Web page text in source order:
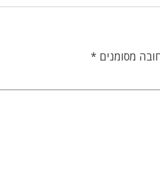
מסומנים *